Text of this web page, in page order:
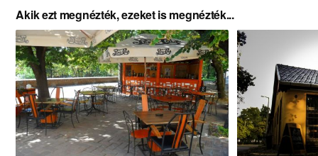
Akik ezt megnézték, ezeket is megnézték...